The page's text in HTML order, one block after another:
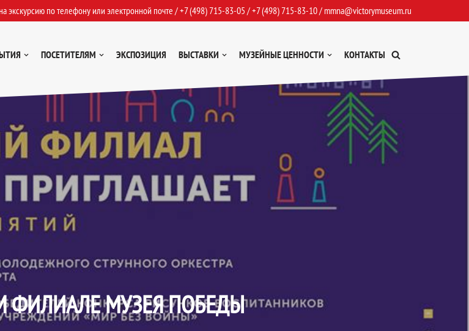
экскурсию по телефону или электронной почте /+7 (498) 715-83-05 /+7 (498) 715-83-10/ mmna@victorymuseum.ru
ПОСЕТИТЕЛЯМ ЭКСПОЗИЦИЯ ВЫСТАВКИ МУЗЕЙНЫЕ ЦЕННОСТИ КОНТАКТЫ
ФИЛИАЛЕ МУЗЕЯ ПОБЕДЫ